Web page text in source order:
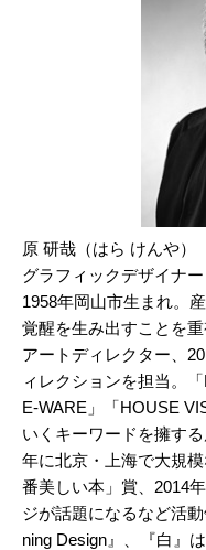
原 研哉（はら けんや）
グラフィックデザイナー
1958年岡山市生まれ。
覚醒を生み出すことを
アートディレクター、
ィレクションを担当。
E-WARE」「HOUSE
いくキーワードを擁す
年に北京・上海で大規
番美しい本」賞、2014
ジが話題になるなど活
ning Design』、『白』